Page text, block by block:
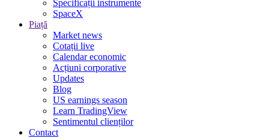
Specificații instrumente
SpaceX
Piață
Market news
Cotații live
Calendar economic
Acțiuni corporative
Updates
Blog
US earnings season
Learn TradingView
Sentimentul clienților
Contact